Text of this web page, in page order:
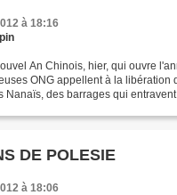
à 18:16
An Chinois, hier, qui ouvre
ONG appellent à la libération
Nanaïs, des barrages qui
DE POLESIE
à 18:06